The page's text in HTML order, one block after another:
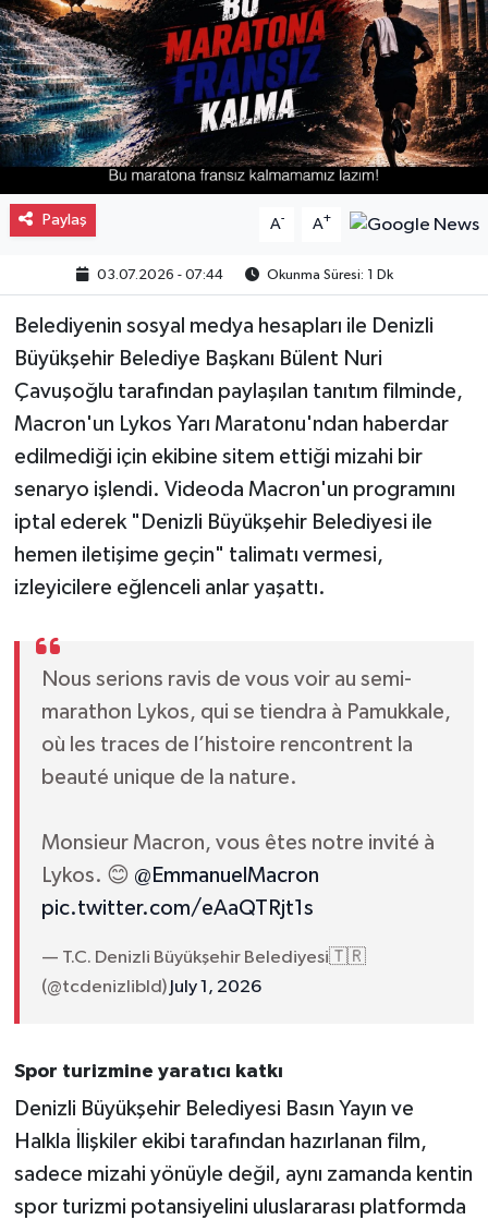
Paylaş A- A+
03.07.2026 - 07:44 Okunma Süresi: 1 Dk
Belediyenin sosyal medya hesapları ile Denizli
Büyükşehir Belediye Başkanı Bülent Nuri
Çavuşoğlu tarafından paylaşılan tanıtım filminde,
Macron'un Lykos Yarı Maratonu'ndan haberdar
edilmediği için ekibine sitem ettiği mizahi bir
senaryo işlendi. Videoda Macron'un programını
iptal ederek "Denizli Büyükşehir Belediyesi ile
hemen iletişime geçin" talimatı vermesi,
izleyicilere eğlenceli anlar yaşattı.
Nous serions ravis de vous voir au semi-
marathon Lykos, qui se tiendra à Pamukkale,
où les traces de l’histoire rencontrent la
beauté unique de la nature.
Monsieur Macron, vous êtes notre invité à
Lykos. 😊 @EmmanuelMacron
pic.twitter.com/eAaQTRjt1s
— T.C. Denizli Büyükşehir Belediyesi🇹🇷
(@tcdenizlibld) July 1, 2026
Spor turizmine yaratıcı katkı
Denizli Büyükşehir Belediyesi Basın Yayın ve
Halkla İlişkiler ekibi tarafından hazırlanan film,
sadece mizahi yönüyle değil, aynı zamanda kentin
spor turizmi potansiyelini uluslararası platformda